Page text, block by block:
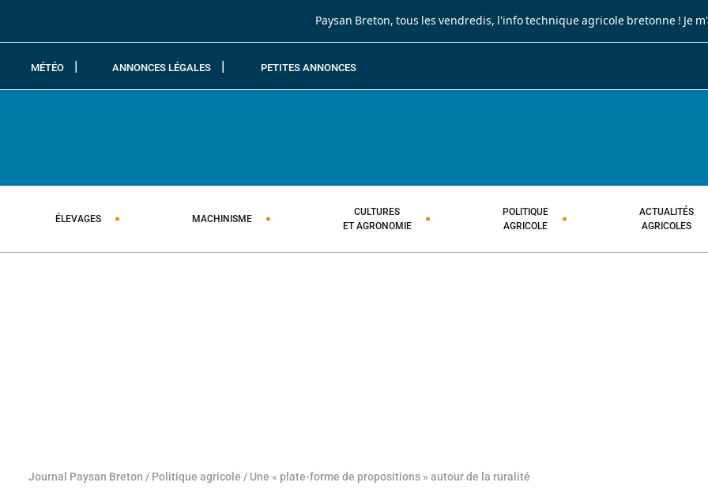
Paysan Breton, tous les vendredis, l'info technique agricole bretonne ! Je
MÉTÉO ANNONCES LÉGALES PETITES ANNONCES
ÉLEVAGES MACHINISME
CULTURES
ET AGRONOMIE
POLITIQUE
AGRICOLE
ACTUALITÉS
AGRICOLES
Journal Paysan Breton / Politique agricole / Une « plate-forme de propositions » autour de la ruralité